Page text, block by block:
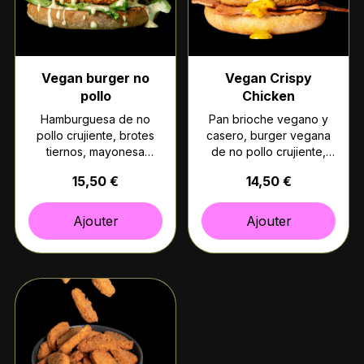
Vegan burger no
pollo
Hamburguesa de no
pollo crujiente, brotes
tiernos, mayonesa
caramelizada y salsa de
mostaza antigua y no
miel. (Pan Semillas de
Calabaza)
15,50 €
Ajouter
Vegan Crispy
Chicken
Pan brioche vegano y
casero, burger vegana
de no pollo crujiente,
vegano y nuestra salsa
especial de mostaza
antigua.
14,50 €
Ajouter